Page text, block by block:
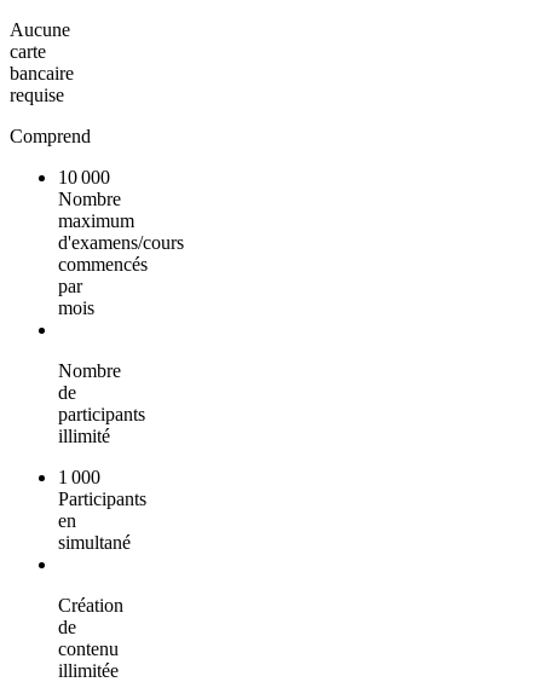
Aucune
carte
bancaire
requise
Comprend
10 000
Nombre
maximum
d'examens/cours
commencés
par
mois
Nombre
de
participants
illimité
1 000
Participants
en
simultané
Création
de
contenu
illimitée